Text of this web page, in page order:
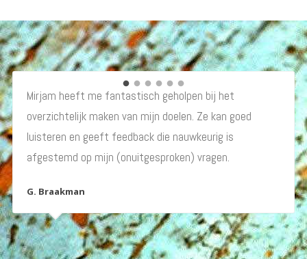
Mirjam heeft me fantastisch geholpen bij het
overzichtelijk maken van mijn doelen. Ze kan goed
luisteren en geeft feedback die nauwkeurig is
afgestemd op mijn (onuitgesproken) vragen.
G. Braakman
Mirjam luistert, stelt vragen, helpt me patronen
herkennen en te doorbreken. Samen dwaalden we door
Amelisweerd en door mijn verhaal met regelmatig een
metaforisch rustpunt om dieper te duiken.
T. van der Linden